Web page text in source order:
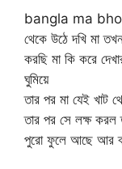
bangla ma
থেকে উঠে দখি মা
করছি মা কি করে
ঘুমিয়ে
তার পর মা যেই খাট
তার পর সে লক্ষ করল
পুরো ফুলে আছে আর